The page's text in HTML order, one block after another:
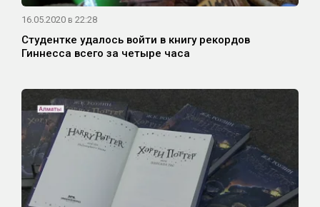
16.05.2020 в 22:28
Студентке удалось войти в книгу рекордов
Гиннесса всего за четыре часа